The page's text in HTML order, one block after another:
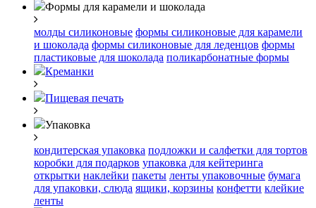
Формы для карамели и шоколада
молды силиконовые формы силиконовые для карамели
и шоколада формы силиконовые для леденцов формы
пластиковые для шоколада поликарбонатные формы
Креманки
Пищевая печать
Упаковка
кондитерская упаковка подложки и салфетки для тортов
коробки для подарков упаковка для кейтеринга
открытки наклейки пакеты ленты упаковочные бумага
для упаковки, слюда ящики, корзины конфетти клейкие
ленты